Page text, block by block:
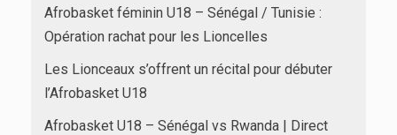
Afrobasket féminin U18 – Sénégal / Tunisie :
Opération rachat pour les Lioncelles
Les Lionceaux s’offrent un récital pour débuter
l’Afrobasket U18
Afrobasket U18 – Sénégal vs Rwanda | Direct